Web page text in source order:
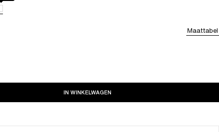
Maattabel
IN WINKELWAGEN